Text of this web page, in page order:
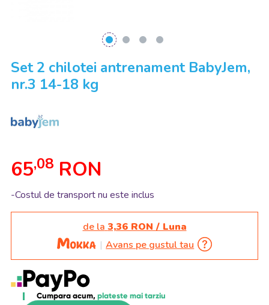
Set 2 chilotei antrenament BabyJem,
nr.3 14-18 kg
65,08 RON
-Costul de transport nu este inclus
de la 3,36 RON / Luna
Avans pe gustul tau
Cumpara acum, plateste mai tarziu